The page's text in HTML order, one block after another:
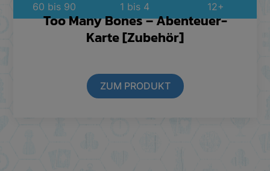
Too Many Bones – Abenteuer-
Karte [Zubehör]
ZUM PRODUKT
60 bis 90 1 bis 4 12+